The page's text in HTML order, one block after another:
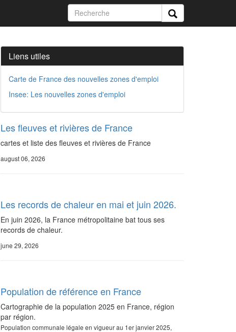
Liens utiles
Carte de France des nouvelles zones d'emploi
Insee: Les nouvelles zones d'emploi
Les fleuves et rivières de France
cartes et liste des fleuves et rivières de France
august 06, 2026
Les records de chaleur en mai et juin 2026.
En juin 2026, la France métropolitaine bat tous ses
records de chaleur.
june 29, 2026
Population de référence en France
Cartographie de la population 2025 en France, région
par région.
Population communale légale en vigueur au 1er janvier 2025,